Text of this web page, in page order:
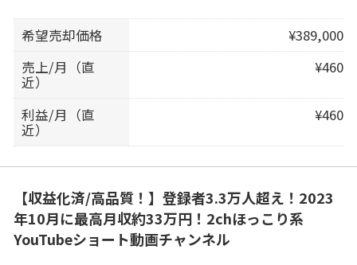
希望売却価格
¥389,000
売上/月（直
近）
¥460
利益/月（直
近）
¥460
【収益化済/高品質！】登録者3.3万人超え！2023
年10月に最高月収約33万円！2chほっこり系
YouTubeショート動画チャンネル